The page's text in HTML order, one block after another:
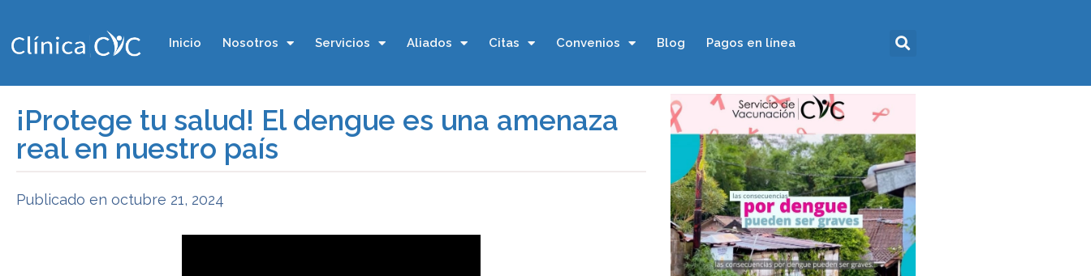
Inicio Nosotros Servicios Aliados Citas Convenios Blog Pagos en línea
¡Protege tu salud! El dengue es una amenaza
real en nuestro país
Publicado en octubre 21, 2024